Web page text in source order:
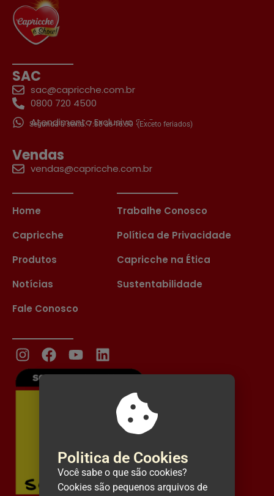
SAC
sac@capricche.com.br
0800 720 4500
Atendimento Exclusivo SAC
Segunda a sexta: 7:30 às 16:30(Exceto feriados)
Vendas
vendas@capricche.com.br
Home
Capricche
Produtos
Notícias
Fale Conosco
Trabalhe Conosco
Política de Privacidade
Capricche na Ética
Sustentabilidade
Politica de Cookies
Você sabe o que são cookies?
Cookies são pequenos arquivos de